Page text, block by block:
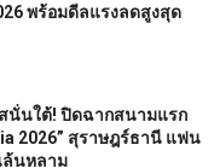
พร้อมดีลแรงลดสูงสุด
นั่นใต้! ปิดฉากสนามแรก
2026” สุราษฎร์ธานี แฟน
ล้นหลาม